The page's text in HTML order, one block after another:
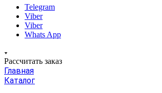
Telegram
Viber
Viber
Whats App
Рассчитать заказ
Главная
Каталог